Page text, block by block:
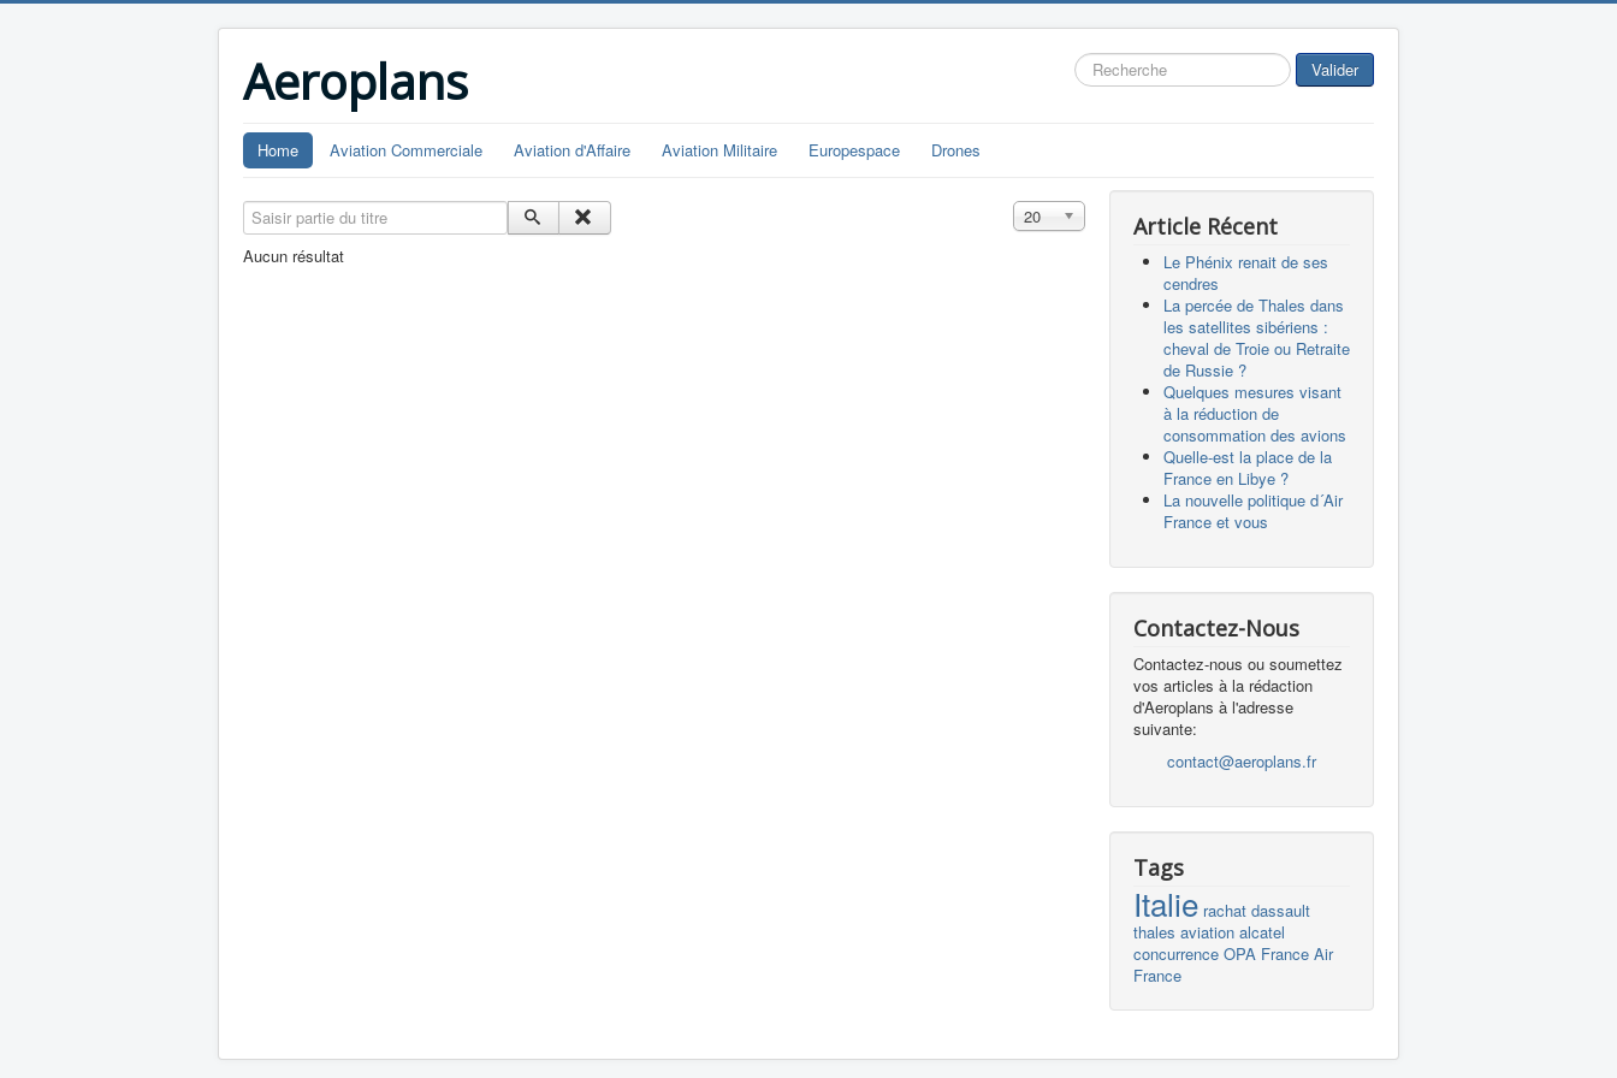
Aeroplans Rechercher Valider
Home Aviation Commerciale Aviation d'Affaire Aviation Militaire Europespace Drones
Saisir partie du titre Affichage #
20
Aucun résultat
Article Récent
Le Phénix renait de ses
cendres
La percée de Thales dans
les satellites sibériens :
cheval de Troie ou Retraite
de Russie ?
Quelques mesures visant
à la réduction de
consommation des avions
Quelle-est la place de la
France en Libye ?
La nouvelle politique d´Air
France et vous
Contactez-Nous
Contactez-nous ou soumettez
vos articles à la rédaction
d'Aeroplans à l'adresse
suivante:
contact@aeroplans.fr
Tags
Italie rachat dassault
thales aviation alcatel
concurrence OPA France Air
France